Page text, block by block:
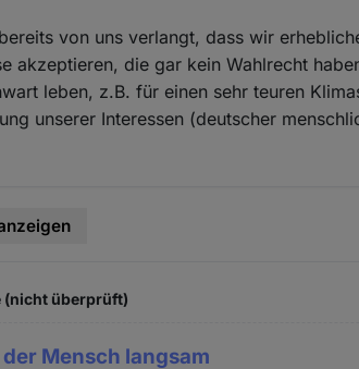
von uns verlangt, dass wir
akzeptieren, die gar kein Wahlrecht
leben, z.B. für einen sehr teuren
unserer Interessen (deutscher
(nicht überprüft)
Mensch langsam